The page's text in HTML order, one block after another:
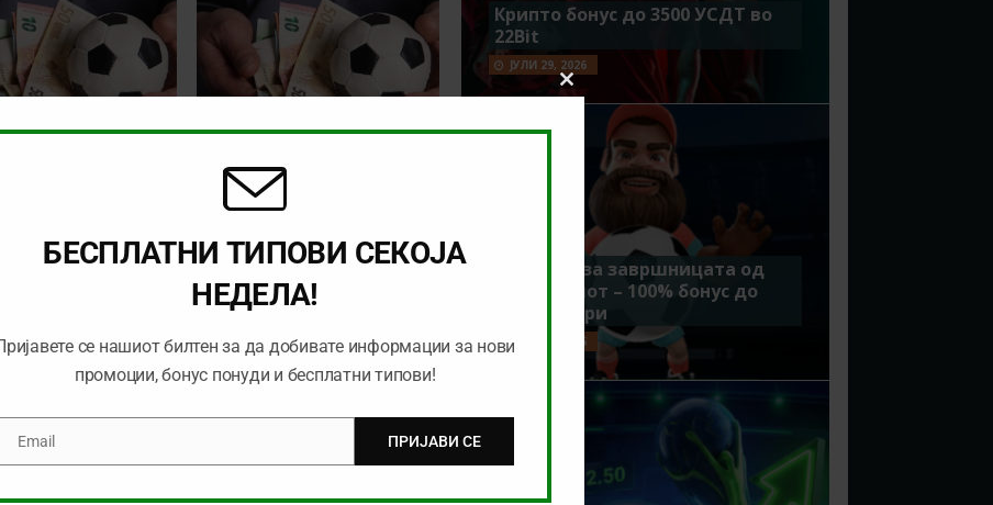
Што се уплаќа денес?
(31.07.2018)
Крипто бонус до 3500 УСДТ во
22Bit
ЈУЛИ 29, 2026
Идеално за завршницата од
Мундијалот – 100% бонус до
7500 денари
ЈУЛИ 15, 2026
Close
this
module
БЕСПЛАТНИ ТИПОВИ СЕКОЈА
НЕДЕЛА!
се нашиот билтен за да добивате информации за нови
промоции, бонус понуди и бесплатни типови!
EmailEmail ПРИЈАВИ СЕ